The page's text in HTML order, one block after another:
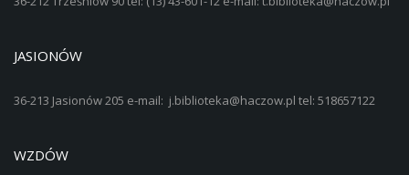
JASIONÓW
36-213 Jasionów 205 e-mail: j.biblioteka@haczow.pl tel: 518657122
WZDÓW